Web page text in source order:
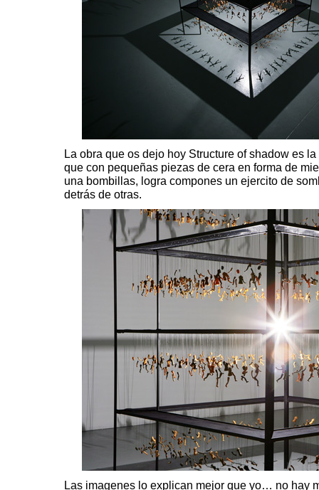
La obra que os dejo hoy Structure of shadow es la
que con pequeñas piezas de cera en forma de
una bombillas, logra compones un ejercito de
detrás de otras.
Las imagenes lo explican mejor que yo… no hay